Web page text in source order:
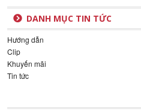
DANH MỤC TIN TỨC
Hướng dẫn
Clip
Khuyến mãi
Tin tức